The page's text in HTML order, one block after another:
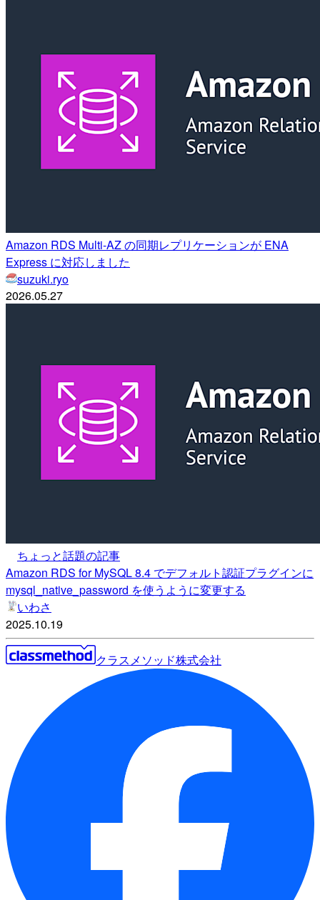
Amazon RDS Multi-AZ の同期レプリケーションが ENA
Express に対応しました
suzuki.ryo
2026.05.27
ちょっと話題の記事
Amazon RDS for MySQL 8.4 でデフォルト認証プラグインに
mysql_native_password を使うように変更する
いわさ
2025.10.19
クラスメソッド株式会社